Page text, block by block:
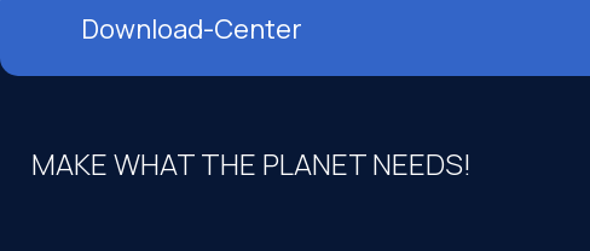
Download-Center
MAKE WHAT THE PLANET NEEDS!